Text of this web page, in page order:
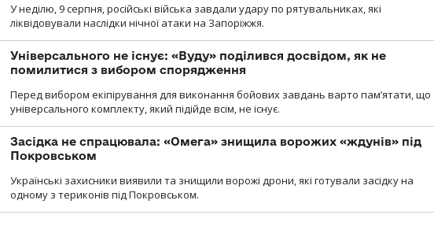
У неділю, 9 серпня, російські війська завдали удару по рятувальниках, які
ліквідовували наслідки нічної атаки на Запоріжжя.
Універсального не існує: «Вуду» поділився досвідом, як не
помилитися з вибором спорядження
Перед вибором екіпірування для виконання бойових завдань варто пам’ятати, що
універсального комплекту, який підійде всім, не існує.
Засідка не спрацювала: «Омега» знищила ворожих «ждунів» під
Покровськом
Українські захисники виявили та знищили ворожі дрони, які готували засідку на
одному з териконів під Покровськом.